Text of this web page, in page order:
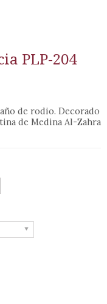
PLP-204
de rodio. Decorado
de Medina Al-Zahra